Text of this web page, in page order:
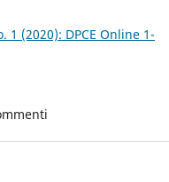
1 (2020): DPCE Online 1-